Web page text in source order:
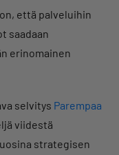
että palveluihin
saadaan
erinomainen
selvitys Parempaa
viidestä
strategisen